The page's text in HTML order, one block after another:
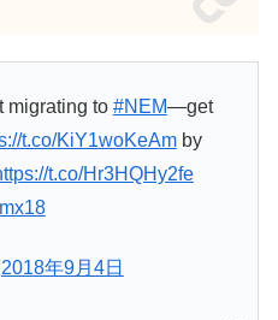
migrating to #NEM—get
t.co/KiY1woKeAmby
t.co/Hr3HQHy2fe
2018年9月4日